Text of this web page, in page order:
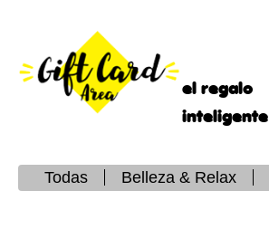
el regalo
inteligente
Todas Belleza & Relax